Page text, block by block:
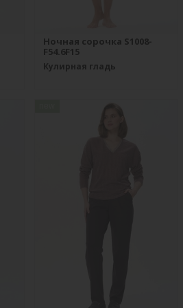
Ночная сорочка S1008-
F54.6F15
Кулирная гладь